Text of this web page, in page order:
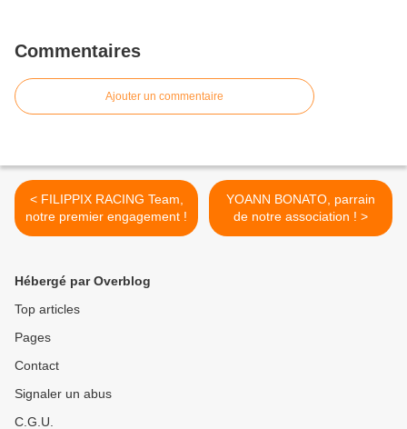
Commentaires
Ajouter un commentaire
< FILIPPIX RACING Team,
notre premier engagement !
YOANN BONATO, parrain
de notre association ! >
Hébergé par Overblog
Top articles
Pages
Contact
Signaler un abus
C.G.U.